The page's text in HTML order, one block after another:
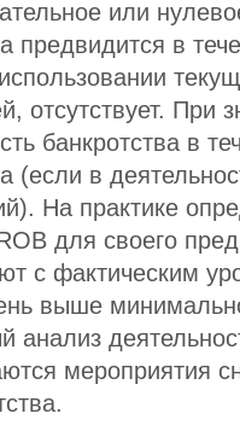
или
предвидится в
отсутствует. При
банкротства в
(если в
На практике
для своего
с фактическим
выше
анализ
мероприятия